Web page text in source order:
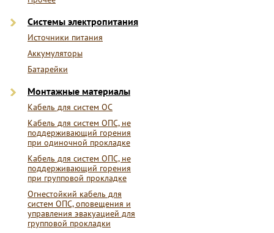
Системы электропитания
Источники питания
Аккумуляторы
Батарейки
Монтажные материалы
Кабель для систем ОС
Кабель для систем ОПС, не
поддерживающий горения
при одиночной прокладке
Кабель для систем ОПС, не
поддерживающий горения
при групповой прокладке
Огнестойкий кабель для
систем ОПС, оповещения и
управления эвакуацией для
групповой прокладки